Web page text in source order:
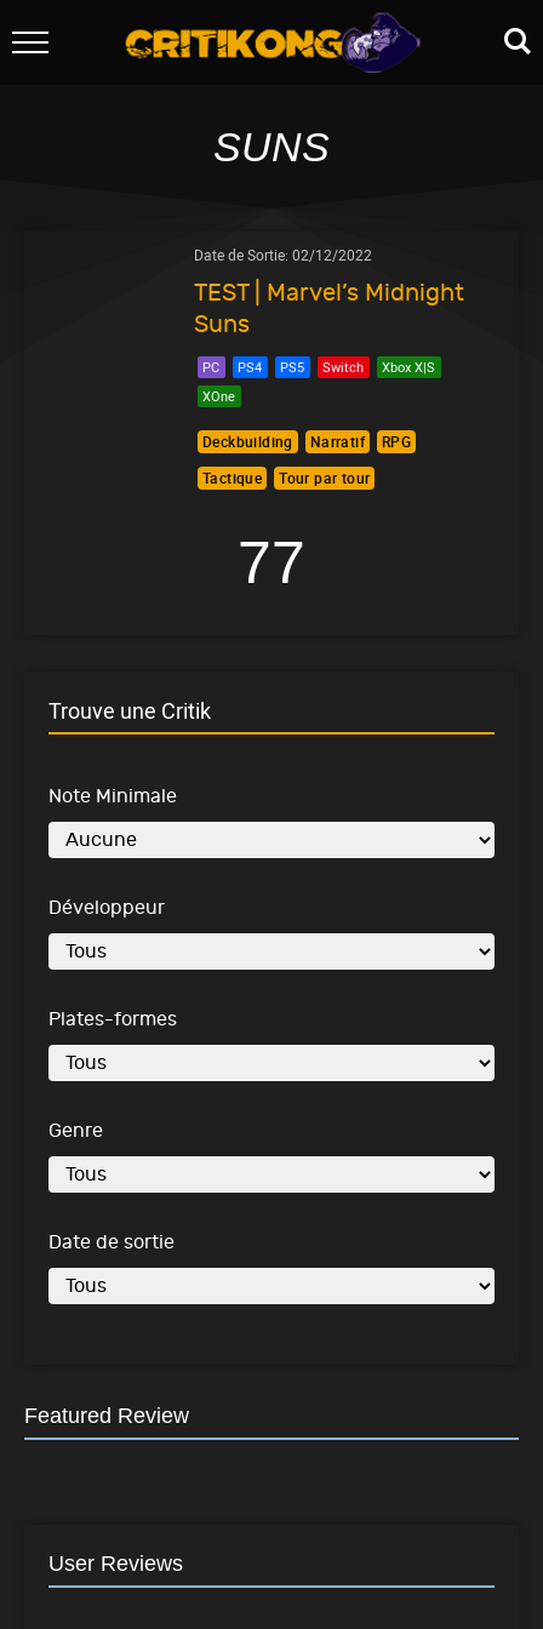
SUNS
Date de Sortie: 02/12/2022
TEST | Marvel’s Midnight
Suns
PC PS4 PS5 Switch
Xbox X|S
XOne
Deckbuilding Narratif
RPG
Tactique
Tour par tour
77
Trouve une Critik
Note Minimale
Développeur
Plates-formes
Genre
Date de sortie
Featured Review
User Reviews